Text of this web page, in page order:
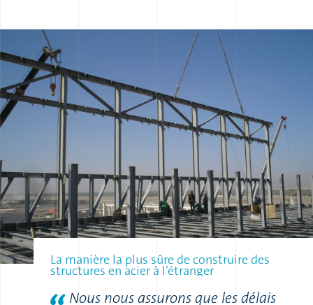
La manière la plus sûre de construire des
structures en acier à l’étranger
Nous nous assurons que les délais